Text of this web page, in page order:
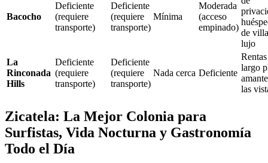
Bacocho
Deficiente
(requiere
transporte)
Deficiente
(requiere
transporte)
Mínima
Moderada
(acceso
empinado)
de
lujo
La
Rinconada
Hills
Deficiente
(requiere
transporte)
Deficiente
(requiere
transporte)
Nada cerca Deficiente
largo
las
Zicatela: La Mejor Colonia para
Surfistas, Vida Nocturna y Gastronomía
Todo el Día